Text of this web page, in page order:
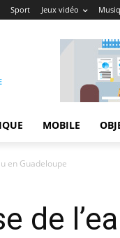
Sport Jeux vidéo
MOBILE
en Guadeloupe
de